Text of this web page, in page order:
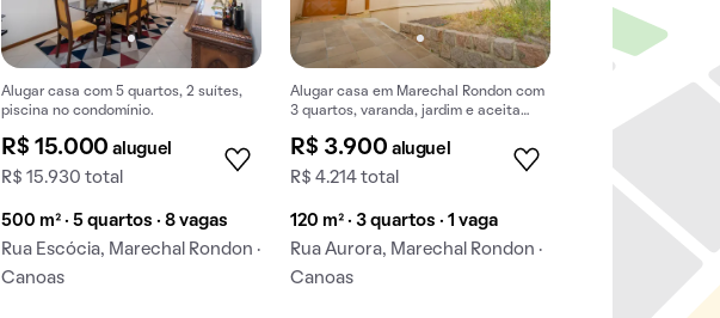
Alugar casa com 5 quartos, 2 suítes,
piscina no condomínio.
R$ 15.000aluguel
R$ 15.930 total
500 m² · 5 quartos · 8 vagas
Rua Escócia, Marechal Rondon ·
Canoas
Alugar casa em Marechal Rondon com
3 quartos, varanda, jardim e aceita
R$ 3.900 aluguel
R$ 4.214 total
120 m² · 3 quartos · 1 vaga
Rua Aurora, Marechal Rondon ·
Canoas